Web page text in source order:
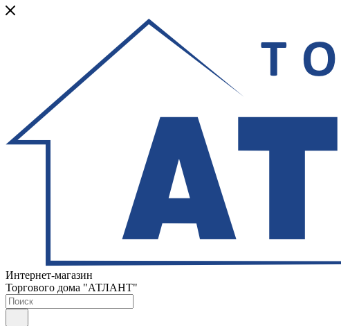
Интернет-магазин
Торгового дома "АТЛАНТ"